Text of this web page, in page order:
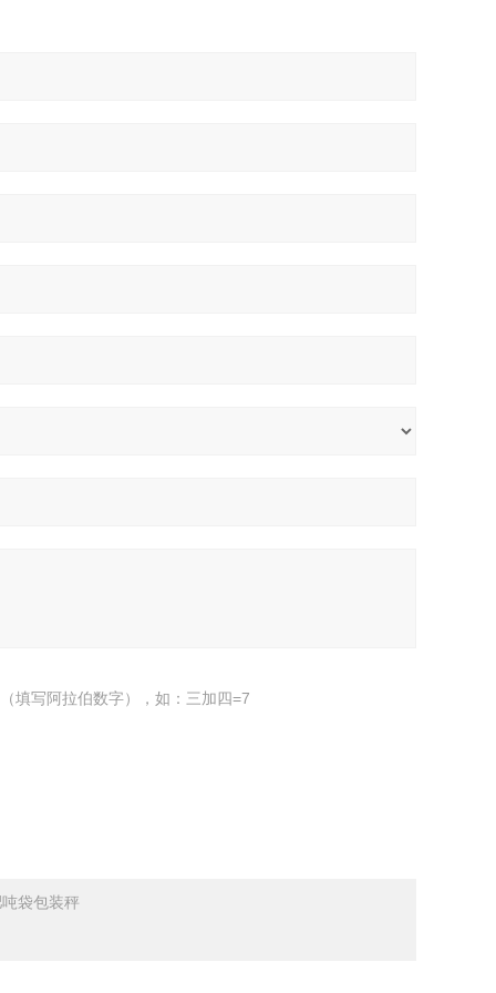
填写阿拉伯数字），如：三加四=7
袋包装秤